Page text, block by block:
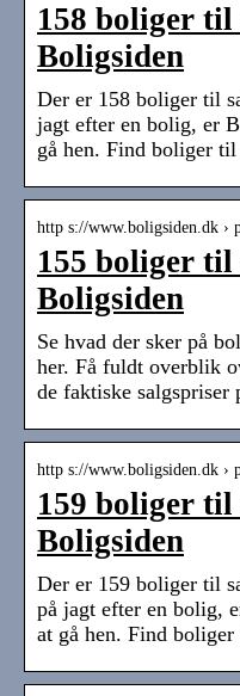
158 boliger
Boligsiden
Der er 158 boliger til
jagt efter en bolig, er
gå hen. Find boliger
http s://www.boligsiden.dk ›
155 boliger til
Boligsiden
Se hvad der sker på
her. Få fuldt overblik
de faktiske salgspriser
http s://www.boligsiden.dk ›
159 boliger til
Boligsiden
Der er 159 boliger til
på jagt efter en bolig,
at gå hen. Find